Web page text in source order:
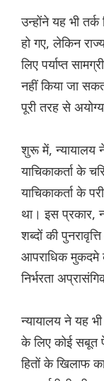
उन्होंने यह भी
हो गए, लेकिन
लिए पर्याप्त
नहीं किया जा
पूरी तरह से
शुरू में, न्यायालय ने
याचिकाकर्ता के
याचिकाकर्ता के
था। इस प्रकार,
शब्दों की
आपराधिक मुकदमे
निर्भरता
न्यायालय ने यह
के लिए कोई सबूत
हितों के खिलाफ